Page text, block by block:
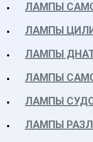
ЛАМПЫ
ЛАМПЫ
ЛАМПЫ
ЛАМПЫ
ЛАМПЫ
ЛАМПЫ